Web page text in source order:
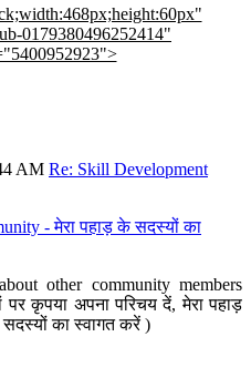
0179380496252414"
AM Re: Skill Development
- मेरा पहाड़ के सदस्यों का
other community members
कृपया अपना परिचय दें, मेरा पहाड़
का स्वागत करें )